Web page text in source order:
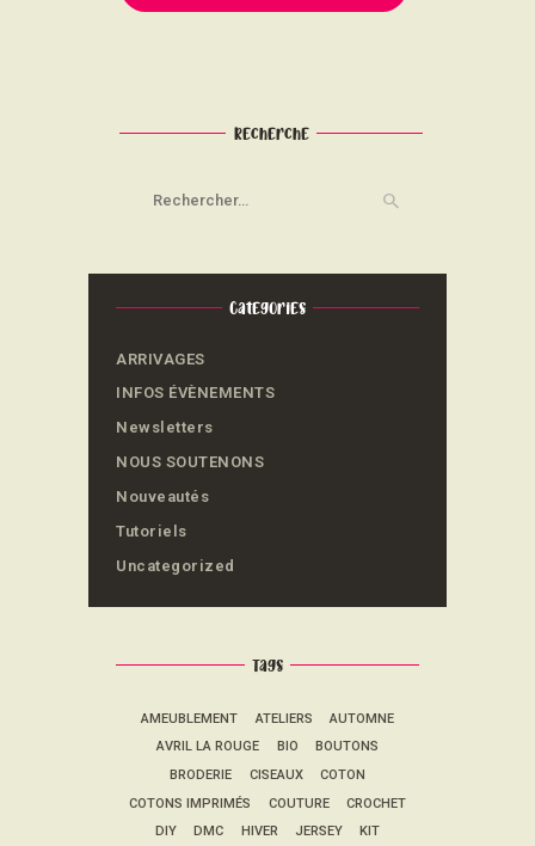
Recherche
Categories
ARRIVAGES
INFOS ÉVÈNEMENTS
Newsletters
NOUS SOUTENONS
Nouveautés
Tutoriels
Uncategorized
Tags
AMEUBLEMENT ATELIERS
AUTOMNE
AVRIL LA ROUGE
BIO
BOUTONS
BRODERIE
CISEAUX
COTON
COTONS IMPRIMÉS
COUTURE
CROCHET
DIY
DMC HIVER JERSEY
KIT